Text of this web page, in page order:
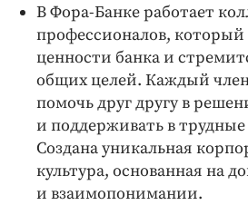
В Фора-­Банке работает
профессионалов, который
ценности банка и
общих целей. Каждый
помочь друг другу в
и поддерживать в
Создана уникальная
культура, основанная на
и взаимопонимании.